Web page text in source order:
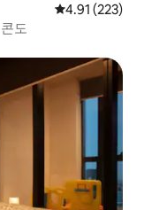
평점 4.91점(5
4.91 (223)
도